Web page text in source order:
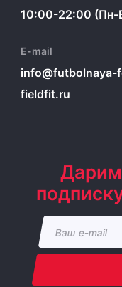
10:00-22:00 (Пн-
E-mail
info@futbolnaya-
fieldfit.ru
Дарим